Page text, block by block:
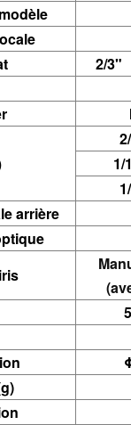
2/3"
1/
arrière